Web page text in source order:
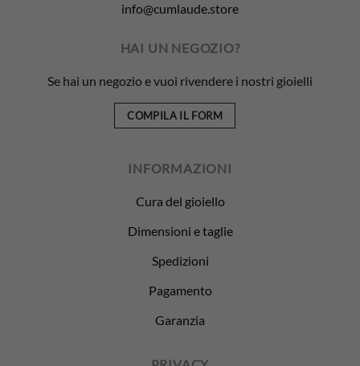
info@cumlaude.store
HAI UN NEGOZIO?
Se hai un negozio e vuoi rivendere i nostri gioielli
COMPILA IL FORM
INFORMAZIONI
Cura del gioiello
Dimensioni e taglie
Spedizioni
Pagamento
Garanzia